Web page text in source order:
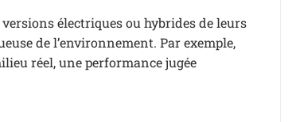
électriques ou hybrides de leurs
de l’environnement. Par exemple,
réel, une performance jugée